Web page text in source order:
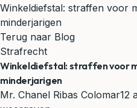
Winkeldiefstal: straffen voor
minderjarigen
Terug naar Blog
Strafrecht
Winkeldiefstal: straffen voor
minderjarigen
Mr. Chanel Ribas Colomar12